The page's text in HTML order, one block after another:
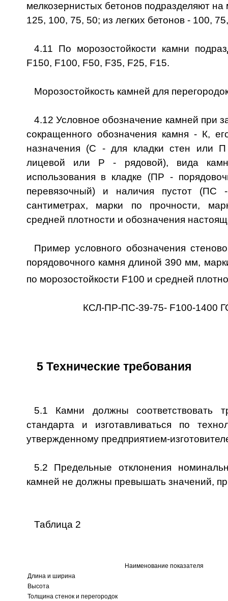
мелкозернистых бетонов подразделяют
125, 100, 75, 50; из легких бетонов - 100,
4.11 По морозостойкости камни
F150, F100, F50, F35, F25, F15.
Морозостойкость камней для
4.12 Условное обозначение камней при
сокращенного обозначения камня - К,
назначения (С - для кладки стен или
лицевой или Р - рядовой), вида
использования в кладке (ПР -
перевязочный) и наличия пустот (ПС
сантиметрах, марки по прочности,
средней плотности и обозначения
Пример условного обозначения
порядовочного камня длиной 390 мм,
по морозостойкости F100 и средней
КСЛ-ПР-ПС-39-75- F100-1400
5 Технические требования
5.1 Камни должны соответствовать
стандарта и изготавливаться по
утвержденному предприятием-
5.2 Предельные отклонения
камней не должны превышать значений,
Таблица 2
Наименование показателя
Длина и ширина
Высота
Толщина стенок и перегородок